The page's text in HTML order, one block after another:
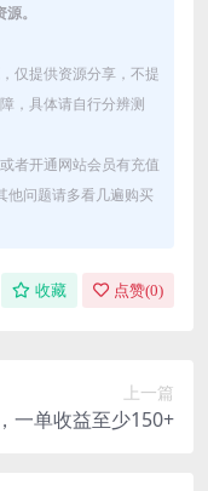
。
仅提供资源分享，不提
，具体请自行分辨测
者开通网站会员有充值
问题请多看几遍购买
收藏 点赞(0)
上一篇
一单收益至少150+